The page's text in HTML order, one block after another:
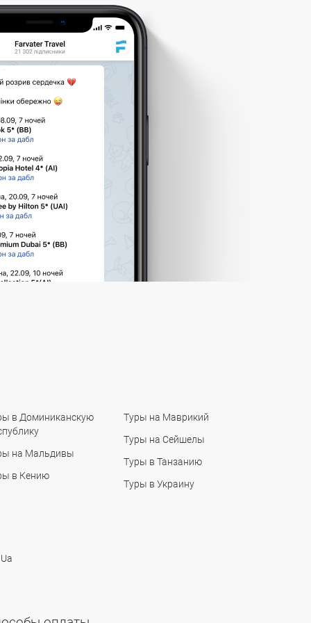
в Доминиканскую
на Мальдивы
в Кению
Туры на Маврикий
Туры на Сейшелы
Туры в Танзанию
Туры в Украину